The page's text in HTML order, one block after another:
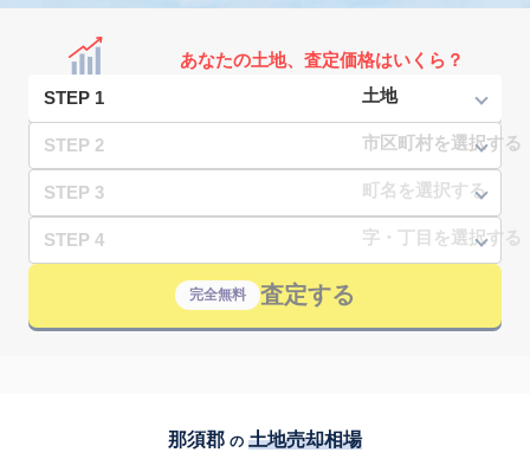
あなたの土地、査定価格はいくら？
STEP 1
STEP 2
STEP 3
STEP 4
完全無料 査定する
那須郡 の 土地売却相場